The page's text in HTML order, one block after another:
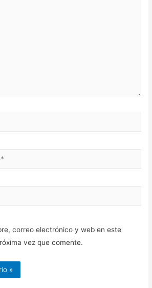
correo electrónico y web en este
vez que comente.